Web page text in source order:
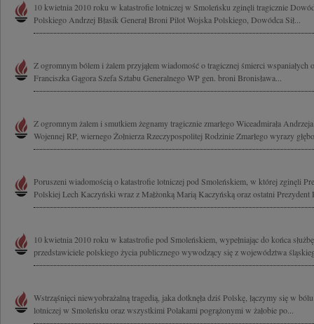
10 kwietnia 2010 roku w katastrofie lotniczej w Smoleńsku zginęli tragicznie
Polskiego Andrzej Błasik Generał Broni Pilot Wojska Polskiego, Dowódca Sił...
Z ogromnym bólem i żalem przyjąłem wiadomość o tragicznej śmierci
Franciszka Gągora Szefa Sztabu Generalnego WP gen. broni Bronisława...
Z ogromnym żalem i smutkiem żegnamy tragicznie zmarłego Wiceadmirała
Wojennej RP, wiernego Żołnierza Rzeczypospolitej Rodzinie Zmarłego wyrazy
Poruszeni wiadomością o katastrofie lotniczej pod Smoleńskiem, w której zginęli
Polskiej Lech Kaczyński wraz z Małżonką Marią Kaczyńską oraz ostatni Prezydent
10 kwietnia 2010 roku w katastrofie pod Smoleńskiem, wypełniając do końca
przedstawiciele polskiego życia publicznego wywodzący się z województwa
Wstrząśnięci niewyobrażalną tragedią, jaka dotknęła dziś Polskę, łączymy się w
lotniczej w Smoleńsku oraz wszystkimi Polakami pogrążonymi w żałobie po...